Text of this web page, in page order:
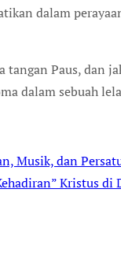
dalam
tangan Paus,
dalam sebuah
Musik, dan
Kristus di